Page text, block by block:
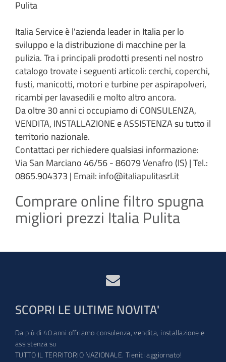
Pulita
Italia Service è l'azienda leader in Italia per lo
sviluppo e la distribuzione di macchine per la
pulizia. Tra i principali prodotti presenti nel nostro
catalogo trovate i seguenti articoli: cerchi, coperchi,
fusti, manicotti, motori e turbine per aspirapolveri,
ricambi per lavasedili e molto altro ancora.
Da oltre 30 anni ci occupiamo di CONSULENZA,
VENDITA, INSTALLAZIONE e ASSISTENZA su tutto il
territorio nazionale.
Contattaci per richiedere qualsiasi informazione:
Via San Marciano 46/56 - 86079 Venafro (IS) | Tel.:
0865.904373 | Email: info@italiapulitasrl.it
Comprare online filtro spugna
migliori prezzi Italia Pulita
SCOPRI LE ULTIME NOVITA'
Da più di 40 anni offriamo consulenza, vendita, installazione e
assistenza su
TUTTO IL TERRITORIO NAZIONALE. Tieniti aggiornato!